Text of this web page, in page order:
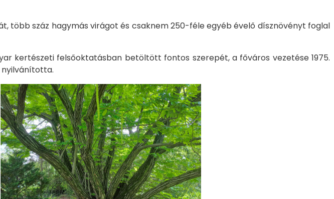
több száz hagymás virágot és csaknem 250-féle egyéb évelő dísznövényt foglal
kertészeti felsőoktatásban betöltött fontos szerepét, a főváros vezetése 1975.